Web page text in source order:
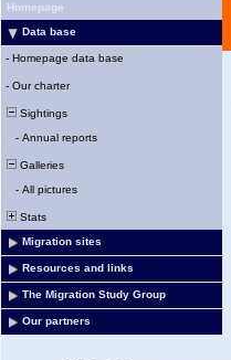
Homepage
Data base
- Homepage data base
- Our charter
Sightings
- Annual reports
Galleries
- All pictures
Stats
Migration sites
Resources and links
The Migration Study Group
Our partners